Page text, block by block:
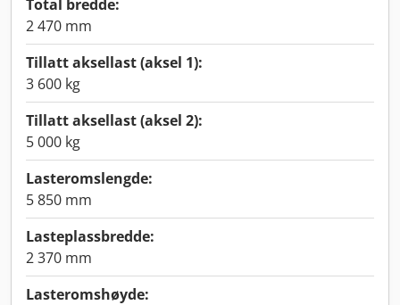
Total bredde:
2 470 mm
Tillatt aksellast (aksel 1):
3 600 kg
Tillatt aksellast (aksel 2):
5 000 kg
Lasteromslengde:
5 850 mm
Lasteplassbredde:
2 370 mm
Lasteromshøyde: